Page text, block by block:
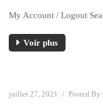
My Account / Logout
Voir plus
juillet 27, 2021 / Posted By: